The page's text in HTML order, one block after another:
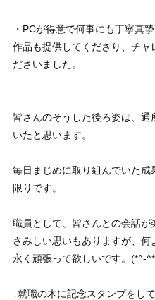
・PCが得意で何事にも丁寧真
作品も提供してくださり、チャ
ださいました。
皆さんのそうした後ろ姿は、
いたと思います。
毎日まじめに取り組んでいた
限りです。
職員として、皆さんとの会話が
さみしい思いもありますが、
永く頑張って欲しいです。(*^-
↓就職の木に記念スタンプをし